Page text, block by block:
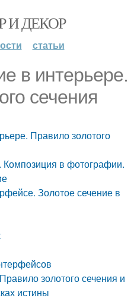
И ДЕКОР
статьи
в интерьере.
сечения
Правило золотого
Композиция в фотографии.
Золотое сечение в
золотого сечения и
истины